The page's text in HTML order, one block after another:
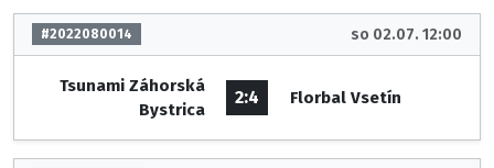
#2022080014 so 02.07. 12:00
Tsunami Záhorská
Bystrica
2:4 Florbal Vsetín